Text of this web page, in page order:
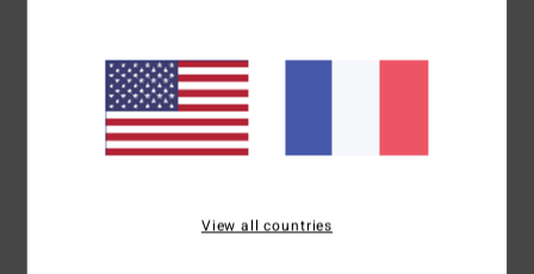
Il est top et la couleur très jolie
Rapport qualité / prix: 5
Je recommande ce produit
5
View all countries